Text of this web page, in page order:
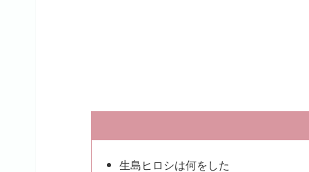
生島ヒロシは何をした